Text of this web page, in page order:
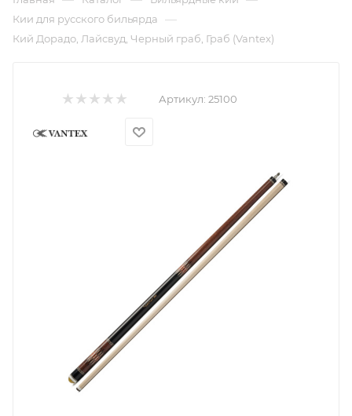
Кии для русского бильярда —
Кий Дорадо, Лайсвуд, Черный граб, Граб (Vantex)
Артикул: 25100